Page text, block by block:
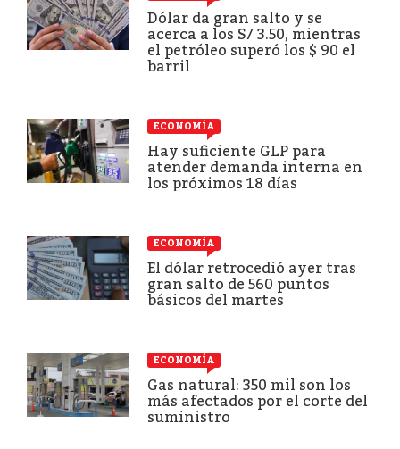
Dólar da gran salto y se
acerca a los S/ 3.50, mientras
el petróleo superó los $ 90 el
barril
ECONOMÍA
Hay suficiente GLP para
atender demanda interna en
los próximos 18 días
ECONOMÍA
El dólar retrocedió ayer tras
gran salto de 560 puntos
básicos del martes
ECONOMÍA
Gas natural: 350 mil son los
más afectados por el corte del
suministro